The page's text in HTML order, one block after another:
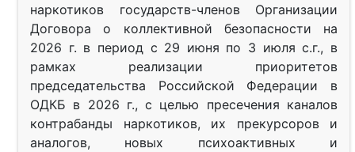
наркотиков государств-членов Организации
Договора о коллективной безопасности на
2026 г. в период с 29 июня по 3 июля с.г., в
рамках реализации приоритетов
председательства Российской Федерации в
ОДКБ в 2026 г., с целью пресечения каналов
контрабанды наркотиков, их прекурсоров и
аналогов, новых психоактивных и